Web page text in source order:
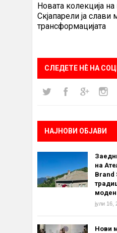
Новата колекција
Скјапарели ја слави
трансформацијата
СЛЕДЕТЕ НÈ НА
НАЈНОВИ ОБЈАВИ
на
Brand
моден
јули 16,
Нови